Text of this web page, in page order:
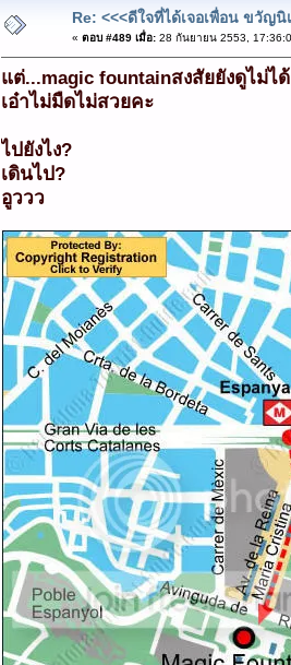
Re: <<<ดีใจที่ได้เจอเพื่อน ขวัญนิ
« ตอบ #489 เมื่อ:28 กันยายน 2553,
แต่...magic fountainสงสัยยังดูไม่ไ
เอ๋าไม่มืดไม่สวยคะ
ไปยังไง?
เดินไป?
อูววว